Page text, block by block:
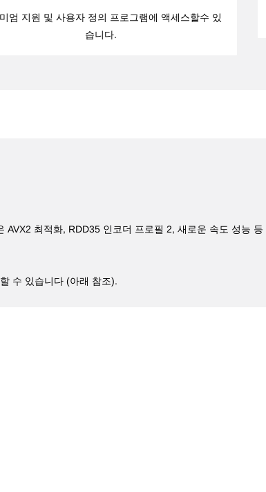
엄 지원 및 사용자 정의 프로그램에 액세스할수 있
습니다.
AVX2 최적화, RDD35 인코더 프로필 2, 새로운 속도 성능 등
수 있습니다 (아래 참조).